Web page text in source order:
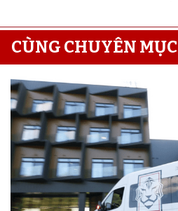
CÙNG CHUYÊN MỤC